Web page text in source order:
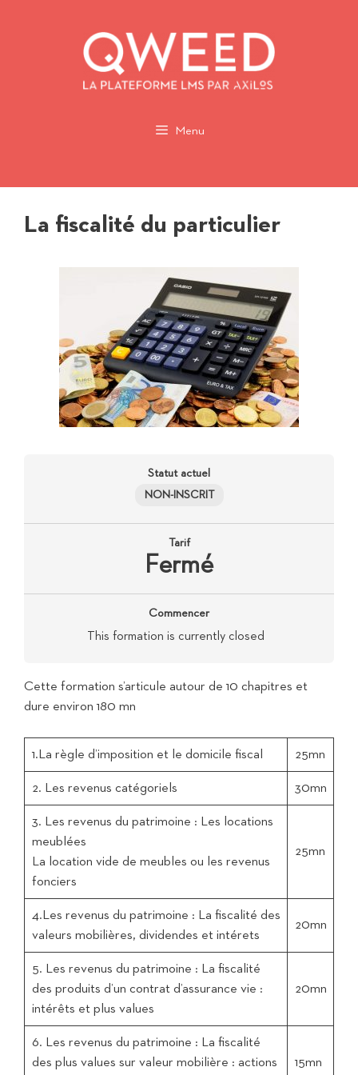
Menu
La fiscalité du particulier
Statut actuel
NON-INSCRIT
Tarif
Fermé
Commencer
This formation is currently closed
Cette formation s’articule autour de 10 chapitres et
dure environ 180 mn
1.La règle d’imposition et le domicile fiscal 25mn
2. Les revenus catégoriels 30mn
3. Les revenus du patrimoine : Les locations
meublées
La location vide de meubles ou les revenus
fonciers
25mn
4.Les revenus du patrimoine : La fiscalité des
valeurs mobilières, dividendes et intérets
20mn
5. Les revenus du patrimoine : La fiscalité
des produits d’un contrat d’assurance vie :
intérêts et plus values
20mn
6. Les revenus du patrimoine : La fiscalité
des plus values sur valeur mobilière : actions
15mn